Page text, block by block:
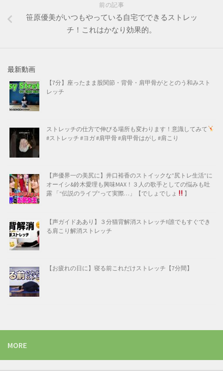
前の記事
笹原優美がいつもやっている自宅でできるストレッ
チ！これはかなり効果的。
最新動画
【7分】座ったまま股関節・背骨・肩甲骨がととのう和みスト
レッチ
ストレッチの仕方で伸びる場所も変わります！意識してみて
#ストレッチ #ヨガ #肩甲骨 #肩甲骨はがし #肩こり
【声優界一の美尻に】井口裕香のストイックな”尻トレ生活”に
オーイシ&鈴木愛理も興味MAX！３人の歌手としての悩みも吐
露 「“伝説のライブ”って実際…」【でしょでしょ
】
【声ガイドああり】３分猫背解消ストレッチ!!誰でもすぐでき
る肩こり解消ストレッチ
【お疲れの日に】寝る前これだけストレッチ【7分間】
MORE